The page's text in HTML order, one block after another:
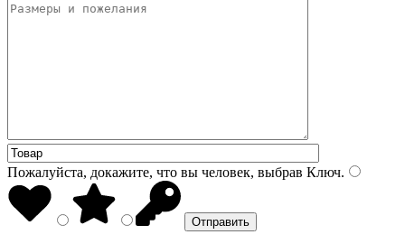
Пожалуйста, докажите, что вы человек, выбрав Ключ.